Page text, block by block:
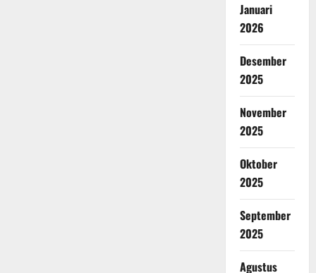
Januari
2026
Desember
2025
November
2025
Oktober
2025
September
2025
Agustus